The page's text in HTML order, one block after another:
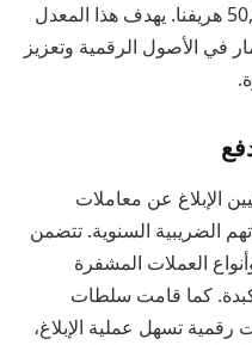
هريفنا كضرائب من ربح قدره 50,000 هريفنا. يهدف هذا المعدل
في الأصول الرقمية وتعزيز
الإبلاغ عن معاملات
الضريبية السنوية. تتضمن
العملات المشفرة
كما قامت سلطات
رقمية تسهل عملية الإبلاغ،